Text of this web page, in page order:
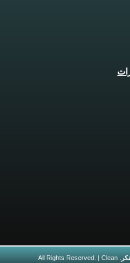
. All Rights Reserved. | Clean